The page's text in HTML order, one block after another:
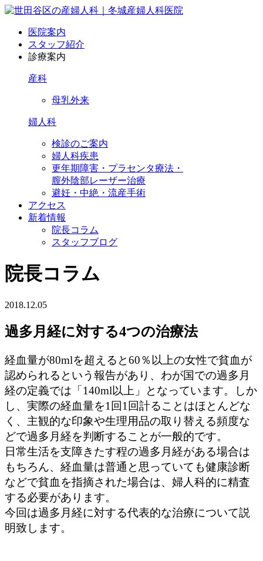
医院案内
スタッフ紹介
診療案内
産科
母乳外来
婦人科
検診のご案内
婦人科疾患
更年期障害・プラセンタ療法・
膣外陰部レーザー治療
避妊・中絶・流産手術
アクセス
新着情報
院長コラム
スタッフブログ
院長コラム
2018.12.05
過多月経に対する4つの治療法
経血量が80mlを超えると60％以上の女性で貧血が
認められるという報告があり、わが国での過多月
経の定義では「140ml以上」となっています。しか
し、実際の経血量を1回1回計ることはほとんどな
く、主観的な印象や生理用品の取り替える頻度な
どで過多月経を判断することが一般的です。
日常生活を支障きたす程の過多月経がある場合は
もちろん、経血量は普通と思っていても健康診断
などで貧血を指摘された場合は、婦人科的に精査
する必要があります。
今回は過多月経に対する代表的な治療について説
明致します。